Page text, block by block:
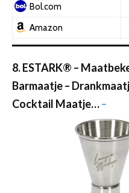
Bol.com
Amazon
8. ESTARK® –
Barmaatje –
Cocktail Maatje…–